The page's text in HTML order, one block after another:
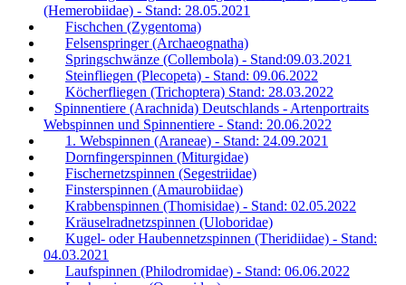
(Hemerobiidae) - Stand: 28.05.2021
Fischchen (Zygentoma)
Felsenspringer (Archaeognatha)
Springschwänze (Collembola) - Stand:09.03.2021
Steinfliegen (Plecopeta) - Stand: 09.06.2022
Köcherfliegen (Trichoptera) Stand: 28.03.2022
Spinnentiere (Arachnida) Deutschlands - Artenportraits
Webspinnen und Spinnentiere - Stand: 20.06.2022
1. Webspinnen (Araneae) - Stand: 24.09.2021
Dornfingerspinnen (Miturgidae)
Fischernetzspinnen (Segestriidae)
Finsterspinnen (Amaurobiidae)
Krabbenspinnen (Thomisidae) - Stand: 02.05.2022
Kräuselradnetzspinnen (Uloboridae)
Kugel- oder Haubennetzspinnen (Theridiidae) - Stand:
04.03.2021
Laufspinnen (Philodromidae) - Stand: 06.06.2022